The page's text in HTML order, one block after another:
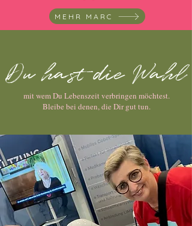
MEHR MARC
Du hast die Wahl
mit wem Du Lebenszeit verbringen möchtest.
Bleibe bei denen, die Dir gut tun.